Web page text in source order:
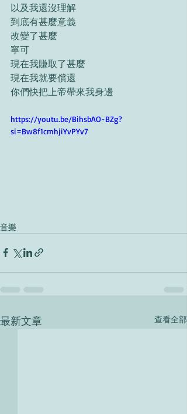
以及我還沒理解
到底有甚麼意義
改變了甚麼
寧可
現在我賺取了甚麼
現在我就要償還
你們快把上帝帶來我身邊
https://youtu.be/BihsbAO-BZg?
si=Bw8f1cmhjiYvPYv7
音樂
最新文章 查看全部